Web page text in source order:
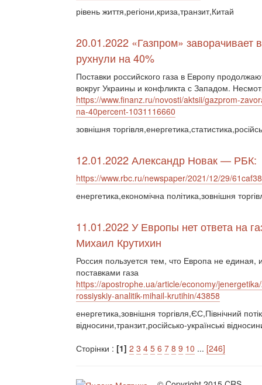
рівень життя,регіони,криза,транзит,Китай
20.01.2022 «Газпром» заворачивает
рухнули на 40%
Поставки российского газа в Европу
вокруг Украины и конфликта с Западом.
https://www.finanz.ru/novosti/aktsii/gazprom-
na-40percent-1031116660
зовнішня
12.01.2022 Александр Новак — РБК:
https://www.rbc.ru/newspaper/2021/12/29/
енергетика,економічна політика,зовнішня
11.01.2022 У Европы нет ответа на
Михаил Крутихин
Россия пользуется тем, что Европа не
поставками газа
https://apostrophe.ua/article/economy/
rossiyskiy-analitik-mihail-krutihin/43858
енергетика,зовнішня торгівля,ЄС,Північний
відносини,транзит,російсько-українські
Сторінки : [1] 2 3 4 5 6 7 8 9 10 ... [246]